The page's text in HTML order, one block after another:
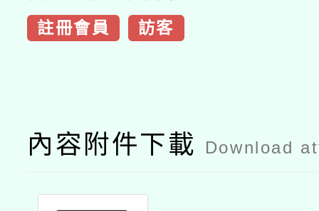
註冊會員 訪客
內容附件下載 Download